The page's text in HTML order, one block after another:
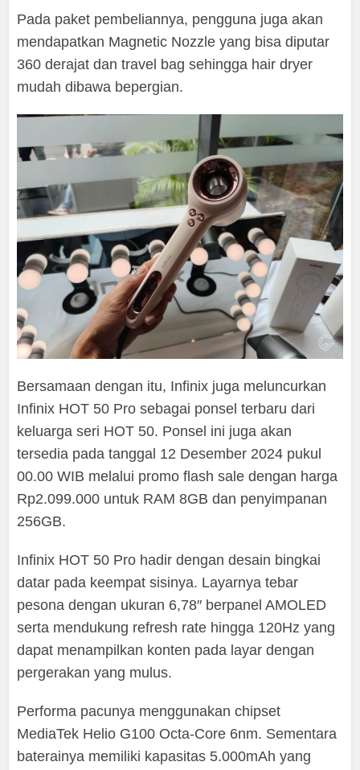
Pada paket pembeliannya, pengguna juga akan
mendapatkan Magnetic Nozzle yang bisa diputar
360 derajat dan travel bag sehingga hair dryer
mudah dibawa bepergian.
Bersamaan dengan itu, Infinix juga meluncurkan
Infinix HOT 50 Pro sebagai ponsel terbaru dari
keluarga seri HOT 50. Ponsel ini juga akan
tersedia pada tanggal 12 Desember 2024 pukul
00.00 WIB melalui promo flash sale dengan harga
Rp2.099.000 untuk RAM 8GB dan penyimpanan
256GB.
Infinix HOT 50 Pro hadir dengan desain bingkai
datar pada keempat sisinya. Layarnya tebar
pesona dengan ukuran 6,78″ berpanel AMOLED
serta mendukung refresh rate hingga 120Hz yang
dapat menampilkan konten pada layar dengan
pergerakan yang mulus.
Performa pacunya menggunakan chipset
MediaTek Helio G100 Octa-Core 6nm. Sementara
baterainya memiliki kapasitas 5.000mAh yang